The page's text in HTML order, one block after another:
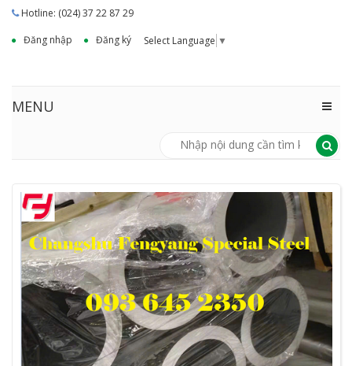
Hotline: (024) 37 22 87 29
Đăng nhập
Đăng ký Select Language ▼
MENU